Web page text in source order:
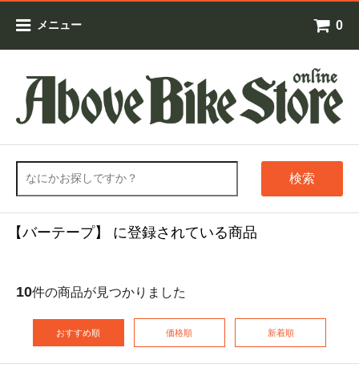
メニュー 0
検索
【バーテープ】 に登録されている商品
10件の商品が見つかりました
おすすめ順 価格順 新着順